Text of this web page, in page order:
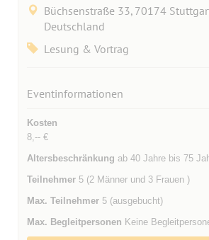
Büchsenstraße 33, 70174
Deutschland
Lesung & Vortrag
Eventinformationen
Kosten
8,-- €
Altersbeschränkung ab 40 Jahre bis 75
Teilnehmer5 (2 Männer und 3 Frauen )
Max. Teilnehmer5 (ausgebucht)
Max. Begleitpersonen Keine